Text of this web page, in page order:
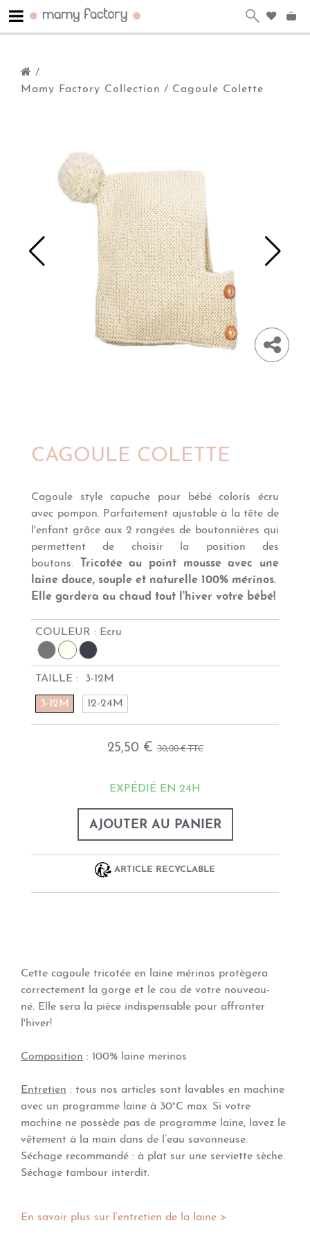
/
Mamy Factory Collection / Cagoule Colette
CAGOULE COLETTE
Cagoule style capuche pour bébé coloris écru
avec pompon. Parfaitement ajustable à la tête de
l'enfant grâce aux 2 rangées de boutonnières qui
permettent de choisir la position des
boutons.
Tricotée au point mousse avec une
laine douce, souple et naturelle 100% mérinos.
Elle gardera au chaud tout l'hiver votre bébé!
COULEUR : Ecru
TAILLE : 3-12M
3-12M 12-24M
25,50 € 30,00 €TTC
EXPÉDIÉ EN 24H
AJOUTER AU PANIER
ARTICLE RECYCLABLE
Cette cagoule tricotée en laine mérinos protègera
correctement la gorge et le cou de votre nouveau-
né. Elle sera la pièce indispensable pour affronter
l'hiver!
Composition : 100% laine merinos
Entretien : tous nos articles sont lavables en machine
avec un programme laine à 30°C max. Si votre
machine ne possède pas de programme laine, lavez le
vêtement à la main dans de l’eau savonneuse.
Séchage recommandé : à plat sur une serviette sèche.
Séchage tambour interdit.
En savoir plus sur l’entretien de la laine >